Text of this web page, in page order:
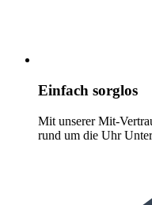
Einfach sorglos
Mit unserer Mit-
rund um die Uhr